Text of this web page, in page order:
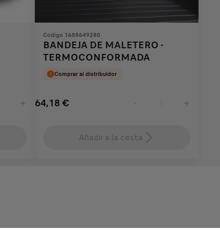
+
Codigo 1688649280
BANDEJA DE MALETERO -
TERMOCONFORMADA
Comprar al distribuidor
64,18€ -
+
Añadir a la cesta